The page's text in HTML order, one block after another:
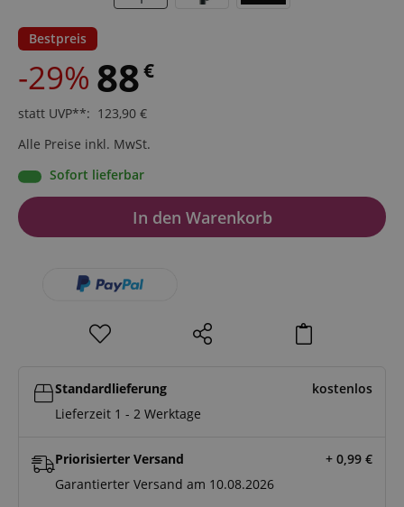
Bestpreis
-29% 88€
statt UVP**: 123,90 €
Alle Preise inkl. MwSt.
Sofort lieferbar
In den Warenkorb
Standardlieferung
kostenlos
Lieferzeit 1 - 2 Werktage
Priorisierter Versand + 0,99 €
Garantierter Versand am 10.08.2026